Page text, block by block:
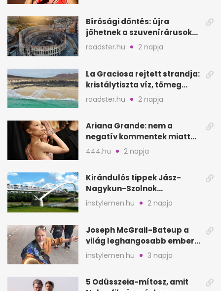
Bírósági döntés: újra
jöhetnek a szuvenírárusok
Európa ikonikus helyére
roadster.hu 2 napja
La Graciosa rejtett strandja:
kristálytiszta víz, tömeg
nélkül
roadster.hu 2 napja
Ariana Grande: nem a
negatív kommentek miatt
vonul vissza
444.hu 2 napja
Kirándulós tippek Jász-
Nagykun-Szolnok
megyében: 6 kihagyhatatlan
hely
instylemen.hu 2 napja
Joseph McGrail-Bateup a
világ leghangosabb embere
lett Ausztráliából
instylemen.hu 3 napja
5 Odüsszeia-mítosz, amit